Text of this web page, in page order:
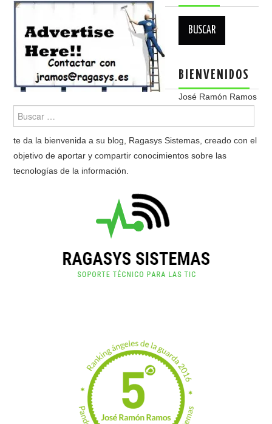
BIENVENIDOS
José Ramón Ramos
te da la bienvenida a su blog, Ragasys Sistemas, creado con el
objetivo de aportar y compartir conocimientos sobre las
tecnologías de la información.